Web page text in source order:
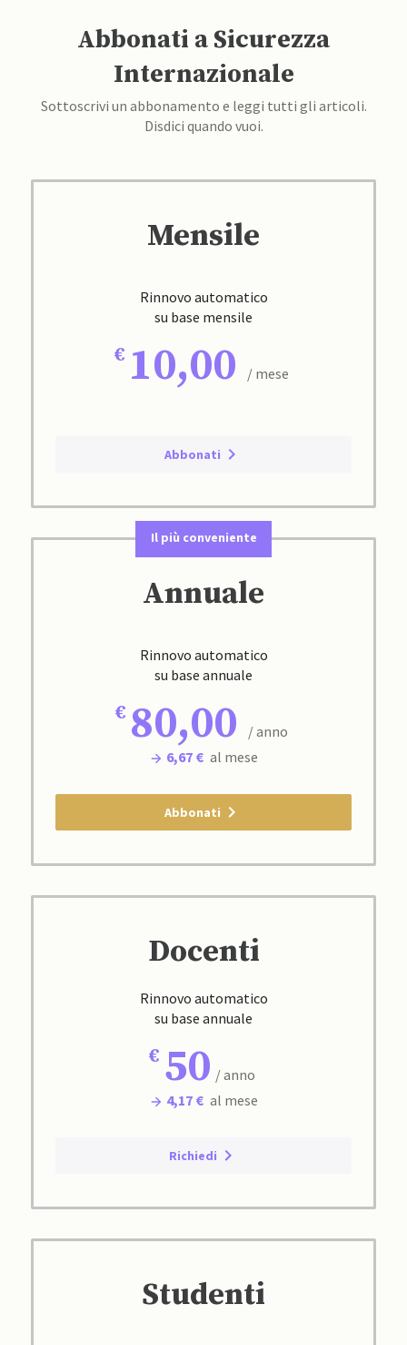
Abbonati a Sicurezza
Internazionale
Sottoscrivi un abbonamento e leggi tutti gli articoli.
Disdici quando vuoi.
Mensile
Rinnovo automatico
su base mensile
10,00 / mese
Abbonati
Il più conveniente
Annuale
Rinnovo automatico
su base annuale
80,00
/ anno
6,67 € al mese
Abbonati
Docenti
Rinnovo automatico
su base annuale
50 / anno
4,17 € al mese
Richiedi
Studenti